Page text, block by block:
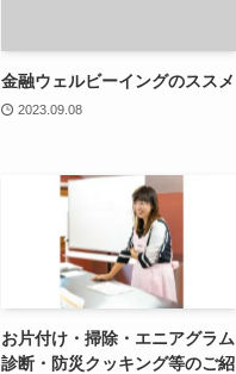
金融ウェルビーイングのススメ
2023.09.08
お片付け・掃除・エニアグラム
診断・防災クッキング等のご紹